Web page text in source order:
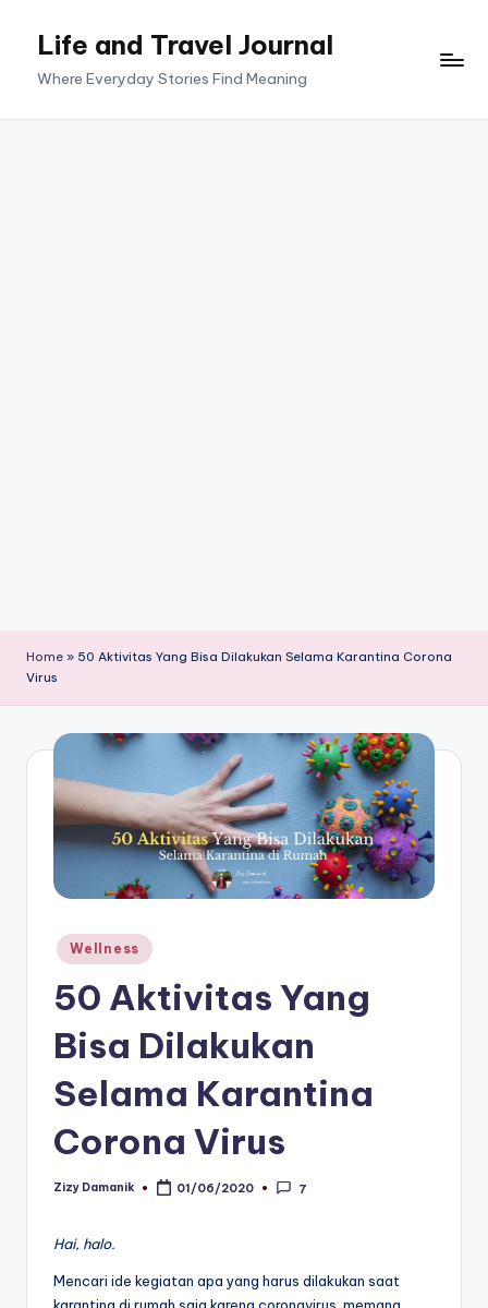
Life and Travel Journal
Where Everyday Stories Find Meaning
Home » 50 Aktivitas Yang Bisa Dilakukan Selama Karantina Corona
Virus
Posted
in
Wellness
50 Aktivitas Yang
Bisa Dilakukan
Selama Karantina
Corona Virus
Posted
Zizy Damanik 01/06/2020 7
Hai, halo.
Mencari ide kegiatan apa yang harus dilakukan saat
karantina di rumah saja karena coronavirus, memang